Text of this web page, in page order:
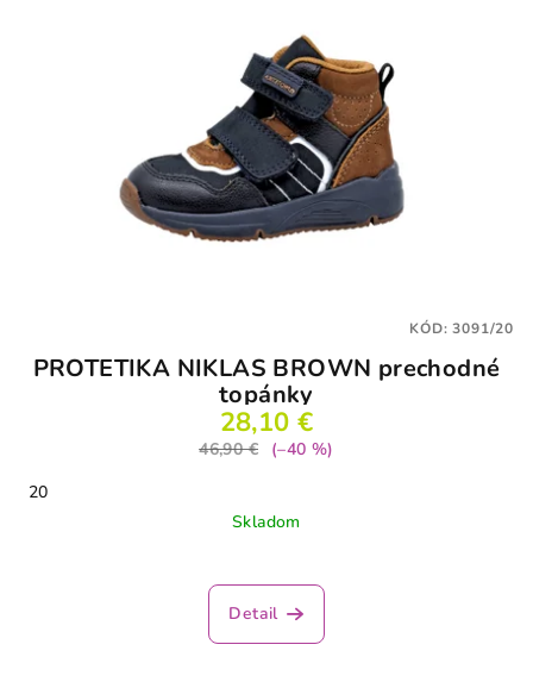
PROTETIKA NIKLAS BROWN prechodné
topánky
28,10 €
46,90 €
(–40 %)
20
Skladom
Detail
KÓD:3091/20